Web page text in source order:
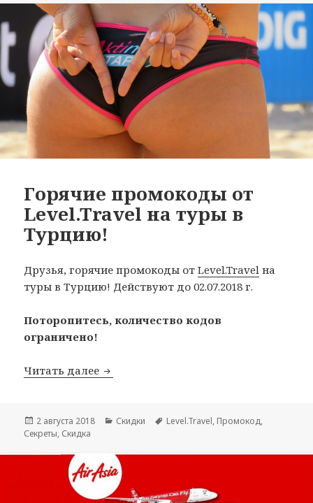
Горячие промокоды от
Level.Travel на туры в
Турцию!
Друзья, горячие промокоды отLevel.Travel на
туры в Турцию! Действуют до 02.07.2018 г.
Поторопитесь, количество кодов
ограничено!
Читать далее Горячие промокоды от Level.Travel
Опубликовано
2 августа 2018 Рубрики
Скидки Метки
Level.Travel, Промокод,
Секреты, Скидка